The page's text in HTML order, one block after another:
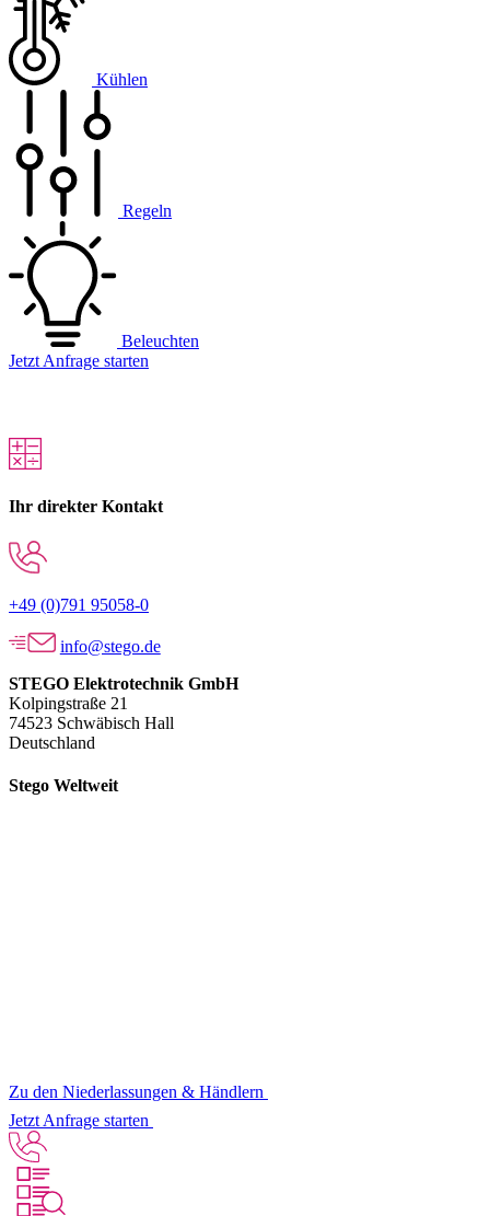
Kühlen
Regeln
Beleuchten
Jetzt Anfrage starten
Ihr direkter Kontakt
+49 (0)791 95058-0
info@stego.de
STEGO Elektrotechnik GmbH
Kolpingstraße 21
74523 Schwäbisch Hall
Deutschland
Stego Weltweit
Zu den Niederlassungen & Händlern
Jetzt Anfrage starten